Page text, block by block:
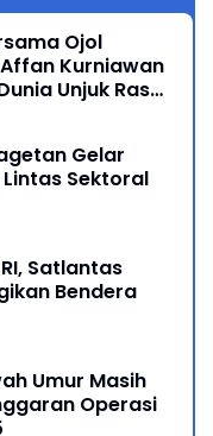
Ojol
Kurniawan
Unjuk Rasa
Gelar
Sektoral
Satlantas
Bendera
Umur Masih
Operasi